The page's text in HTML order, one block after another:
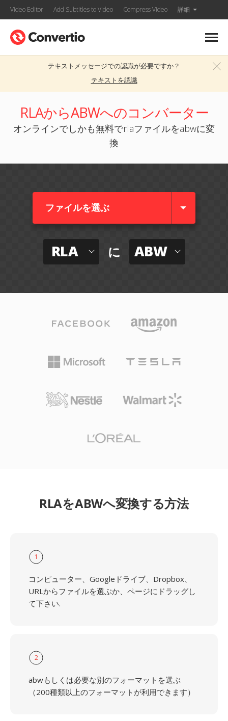
Video Editor Add Subtitles to Video Compress Video 詳細
テキストメッセージでの認識が必要ですか？
テキストを認識
RLAからABWへのコンバーター
オンラインでしかも無料でrlaファイルをabwに変
換
ファイルを選ぶ
RLA に ABW
RLAをABWへ変換する方法
1
コンピューター、Googleドライブ、Dropbox、
URLからファイルを選ぶか、ページにドラッグし
て下さい.
2
abwもしくは必要な別のフォーマットを選ぶ
（200種類以上のフォーマットが利用できます）